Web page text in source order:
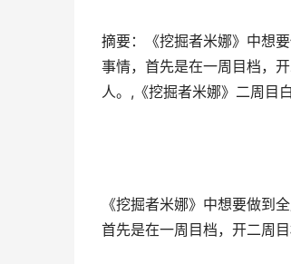
摘要：《挖掘者米娜》中想
事情，首先是在一周目档，
人。,《挖掘者米娜》二周目
《挖掘者米娜》中想要做到
首先是在一周目档，开二周